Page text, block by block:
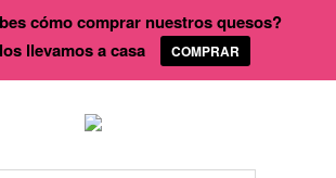
cómo comprar nuestros quesos?
llevamos a casa
COMPRAR